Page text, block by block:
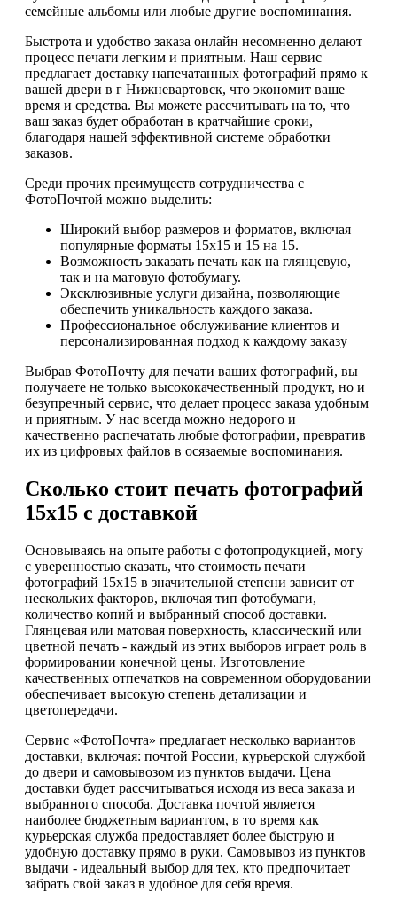
семейные альбомы или любые другие воспоминания.
Быстрота и удобство заказа онлайн несомненно делают
процесс печати легким и приятным. Наш сервис
предлагает доставку напечатанных фотографий прямо к
вашей двери в г Нижневартовск, что экономит ваше
время и средства. Вы можете рассчитывать на то, что
ваш заказ будет обработан в кратчайшие сроки,
благодаря нашей эффективной системе обработки
заказов.
Среди прочих преимуществ сотрудничества с
ФотоПочтой можно выделить:
Широкий выбор размеров и форматов, включая
популярные форматы 15х15 и 15 на 15.
Возможность заказать печать как на глянцевую,
так и на матовую фотобумагу.
Эксклюзивные услуги дизайна, позволяющие
обеспечить уникальность каждого заказа.
Профессиональное обслуживание клиентов и
персонализированная подход к каждому заказу
Выбрав ФотоПочту для печати ваших фотографий, вы
получаете не только высококачественный продукт, но и
безупречный сервис, что делает процесс заказа удобным
и приятным. У нас всегда можно недорого и
качественно распечатать любые фотографии, превратив
их из цифровых файлов в осязаемые воспоминания.
Сколько стоит печать фотографий
15х15 с доставкой
Основываясь на опыте работы с фотопродукцией, могу
с уверенностью сказать, что стоимость печати
фотографий 15х15 в значительной степени зависит от
нескольких факторов, включая тип фотобумаги,
количество копий и выбранный способ доставки.
Глянцевая или матовая поверхность, классический или
цветной печать - каждый из этих выборов играет роль в
формировании конечной цены. Изготовление
качественных отпечатков на современном оборудовании
обеспечивает высокую степень детализации и
цветопередачи.
Сервис «ФотоПочта» предлагает несколько вариантов
доставки, включая: почтой России, курьерской службой
до двери и самовывозом из пунктов выдачи. Цена
доставки будет рассчитываться исходя из веса заказа и
выбранного способа. Доставка почтой является
наиболее бюджетным вариантом, в то время как
курьерская служба предоставляет более быструю и
удобную доставку прямо в руки. Самовывоз из пунктов
выдачи - идеальный выбор для тех, кто предпочитает
забрать свой заказ в удобное для себя время.